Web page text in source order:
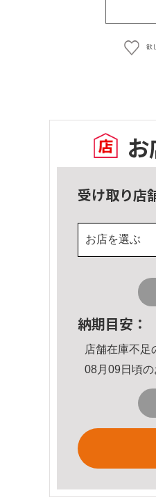
欲
受け取り店
お店を選ぶ
納期目安：
店舗在庫不足
08月09日頃の